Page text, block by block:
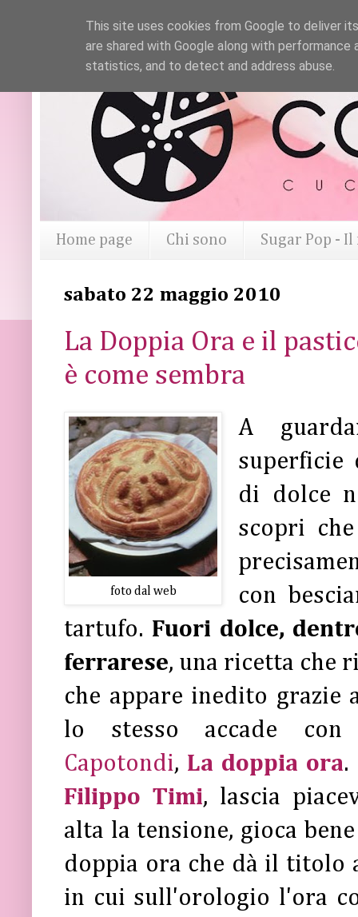
Home page Chi sono Sugar Pop -
sabato 22 maggio 2010
La Doppia Ora e il
è come sembra
foto dal web
A
superficie
di dolce
scopri
con
tartufo. Fuori dolce,
ferrarese, una ricetta che
che appare inedito
lo stesso accade
Capotondi, La doppia ora.
Filippo Timi, lascia
alta la tensione, gioca
doppia ora che dà il titolo
in cui sull'orologio l'ora
This site uses cookies from Google to deliver
are shared with Google along with
statistics, and to detect and address abuse.